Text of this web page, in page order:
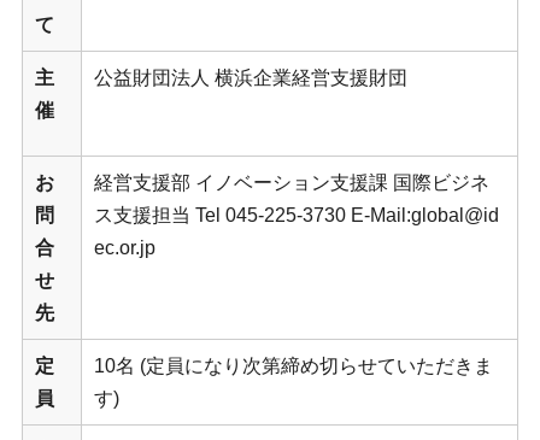
て
主
催
公益財団法人 横浜企業経営支援財団
お
問
合
せ
先
経営支援部 イノベーション支援課 国際ビジネ
ス支援担当 Tel 045-225-3730 E-Mail:global@id
ec.or.jp
定
員
10名 (定員になり次第締め切らせていただきま
す)